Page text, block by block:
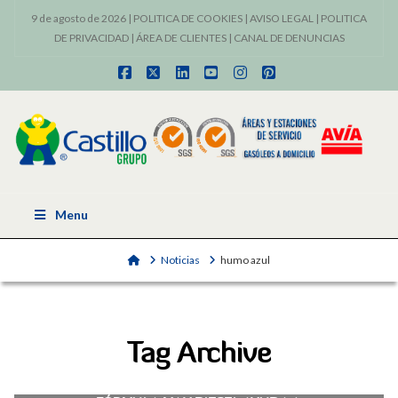
9 de agosto de 2026 | POLITICA DE COOKIES | AVISO LEGAL | POLITICA
DE PRIVACIDAD| ÁREA DE CLIENTES| CANAL DE DENUNCIAS
Facebook
X LinkedInYouTubeInstagram
Pinterest
Menu
HomeNoticias humo azul
Tag Archive